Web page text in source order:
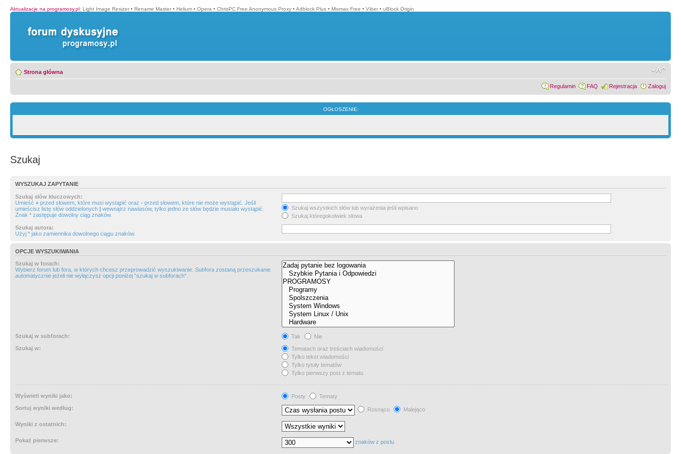
Aktualizacje na programosy.pl: Light Image Resizer • Rename Master • Helium • Opera • ChrisPC Free Anonymous Proxy • Adblock Plus • Mixmax Free • Viber • uBlock Origin
Strona główna
Regulamin FAQ Rejestracja Zaloguj
OGŁOSZENIE:
Szukaj
WYSZUKAJ ZAPYTANIE
Szukaj słów kluczowych:
Umieść + przed słowem, które musi wystąpić oraz - przed słowem, które nie może wystąpić. Jeśli
umieścisz listę słów oddzielonych | wewnątrz nawiasów, tylko jedno ze słów będzie musiało wystąpić.
Znak * zastępuje dowolny ciąg znaków.
Szukaj wszystkich słów lub wyrażenia jeśli wpisano
Szukaj któregokolwiek słowa
Szukaj autora:
Użyj * jako zamiennika dowolnego ciągu znaków.
OPCJE WYSZUKIWANIA
Szukaj w forach:
Wybierz forum lub fora, w których chcesz przeprowadzić wyszukiwanie. Subfora zostaną przeszukanie
automatycznie jeżeli nie wyłączysz opcji poniżej “szukaj w subforach“.
Szukaj w subforach: Tak
Nie
Szukaj w:
Tematach oraz treściach wiadomości
Tylko tekst wiadomości
Tylko tytuły tematów
Tylko pierwszy post z tematu
Wyświetl wyniki jako: Posty
Tematy
Sortuj wyniki według:
Rosnąco Malejąco
Wyniki z ostatnich:
Pokaż pierwsze: znaków z postu